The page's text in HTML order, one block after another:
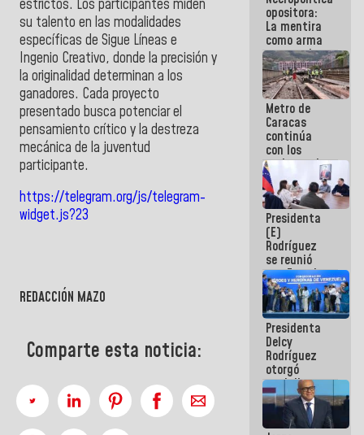
estrictos. Los participantes miden
su talento en las modalidades
específicas de Sigue Líneas e
Ingenio Creativo, donde la precisión y
la originalidad determinan a los
ganadores. Cada proyecto
presentado busca potenciar el
pensamiento crítico y la destreza
mecánica de la juventud
participante.
https://telegram.org/js/telegram-
widget.js?23
REDACCIÓN MAZO
Comparte esta noticia:
opositora:
La mentira
como arma
contra el
Pueblo
Metro de
Caracas
continúa
con los
trabajos de
mantenimiento
e inspección
en la Línea 2
Presidenta
(E)
Rodríguez
se reunió
con Estado
Mayor
Eléctrico
para
abordar
planes de
acción
Presidenta
Delcy
Rodríguez
otorgó
medalla
"Héroe de
Venezuela"
a servidores